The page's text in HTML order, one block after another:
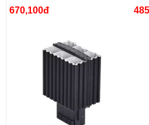
670,100đ